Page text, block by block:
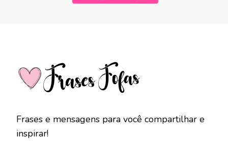
Frases e mensagens para você compartilhar e
inspirar!